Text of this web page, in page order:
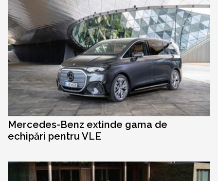
Mercedes-Benz extinde gama de
echipări pentru VLE